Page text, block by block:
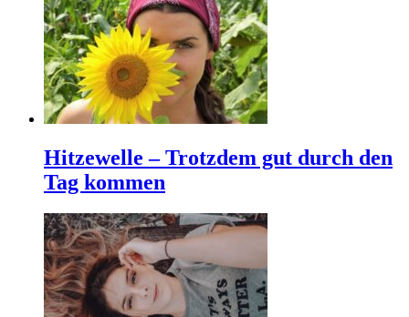
Hitzewelle – Trotzdem gut durch den
Tag kommen